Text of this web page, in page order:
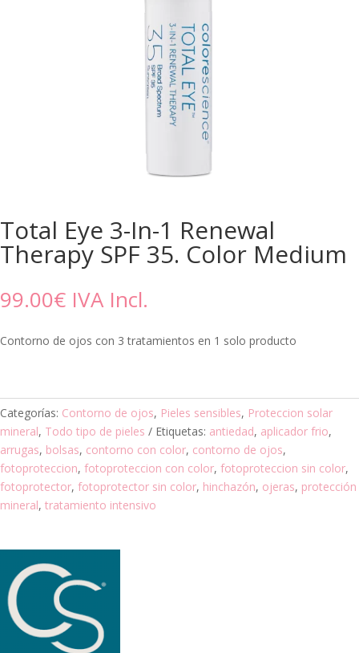
Total Eye 3-In-1 Renewal
Therapy SPF 35. Color Medium
99.00€ IVA Incl.
Contorno de ojos con 3 tratamientos en 1 solo producto
Categorías: Contorno de ojos, Pieles sensibles, Proteccion solar
mineral, Todo tipo de pieles Etiquetas: antiedad, aplicador frio,
arrugas, bolsas, contorno con color, contorno de ojos,
fotoproteccion, fotoproteccion con color, fotoproteccion sin color,
fotoprotector, fotoprotector sin color, hinchazón, ojeras, protección
mineral, tratamiento intensivo